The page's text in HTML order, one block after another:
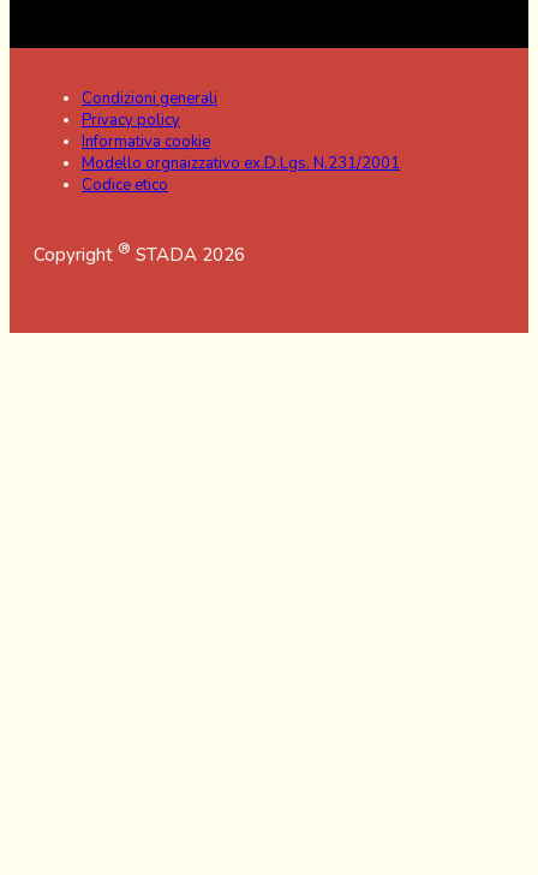
Condizioni generali
Privacy policy
Informativa cookie
Modello orgnaizzativo ex.D.Lgs. N.231/2001
Codice etico
Copyright ® STADA 2026